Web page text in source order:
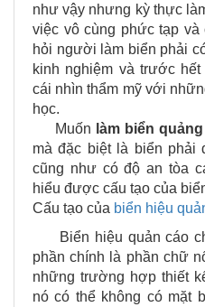
như vậy nhưng kỳ thực
việc vô cùng phức tạp và
hỏi người làm biển phải
kinh nghiệm và trước
cái nhìn thẩm mỹ với
học.
Muốn làm biển
mà đặc biệt là biển phải
cũng như có độ an tòa
hiểu được cấu tạo của
Cấu tạo của biển hiệu
Biển hiệu quản cáo
phần chính là phần chữ
những trường hợp thiết
nó có thể không có mặt